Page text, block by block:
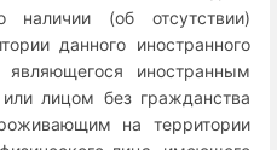
наличии (об отсутствии)
данного иностранного
являющегося иностранным
лицом без гражданства
на территории